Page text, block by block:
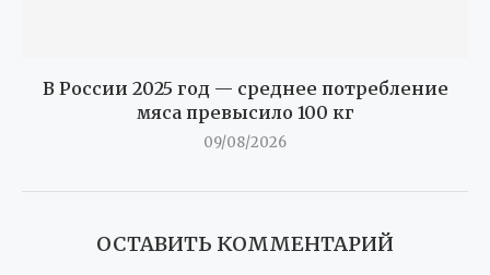
В России 2025 год — среднее потребление
мяса превысило 100 кг
09/08/2026
ОСТАВИТЬ КОММЕНТАРИЙ